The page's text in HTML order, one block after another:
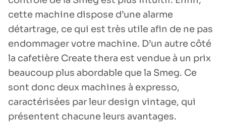
cette machine dispose d’une alarme
détartrage, ce qui est très utile afin de ne pas
endommager votre machine. D’un autre côté
la cafetière Create thera est vendue à un prix
beaucoup plus abordable que la Smeg. Ce
sont donc deux machines à expresso,
caractérisées par leur design vintage, qui
présentent chacune leurs avantages.